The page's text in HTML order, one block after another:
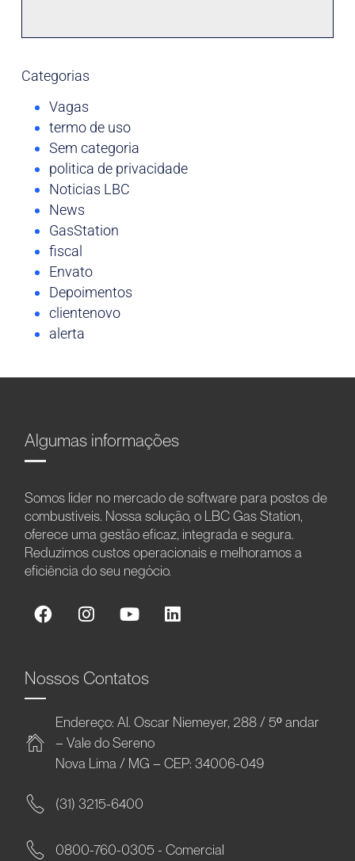
Categorias
Vagas
termo de uso
Sem categoria
politica de privacidade
Noticias LBC
News
GasStation
fiscal
Envato
Depoimentos
clientenovo
alerta
Algumas informações
Somos líder no mercado de software para postos de
combustíveis. Nossa solução, o LBC Gas Station,
oferece uma gestão eficaz, integrada e segura.
Reduzimos custos operacionais e melhoramos a
eficiência do seu negócio.
Nossos Contatos
Endereço: Al. Oscar Niemeyer, 288 / 5º andar
– Vale do Sereno
Nova Lima / MG – CEP: 34006-049
(31) 3215-6400
0800-760-0305 - Comercial